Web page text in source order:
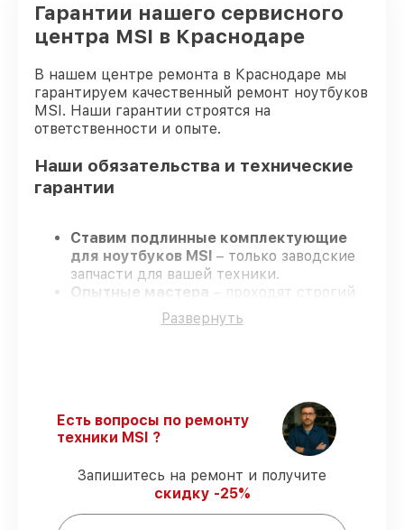
Гарантии нашего сервисного
центра MSI в Краснодаре
В нашем центре ремонта в Краснодаре мы
гарантируем качественный ремонт ноутбуков
MSI. Наши гарантии строятся на
ответственности и опыте.
Наши обязательства и технические
гарантии
Ставим подлинные комплектующие
для ноутбуков MSI – только заводские
запчасти для вашей техники.
Опытные мастера
– проходят строгий
отбор, что гарантирует высокий уровень
– на все услуги
и детали для ноутбуков MSI
предоставляется официальное
Мы гарантируем:
Развернуть
Есть вопросы по ремонту
техники MSI ?
Запишитесь на ремонт и получите
скидку -25%